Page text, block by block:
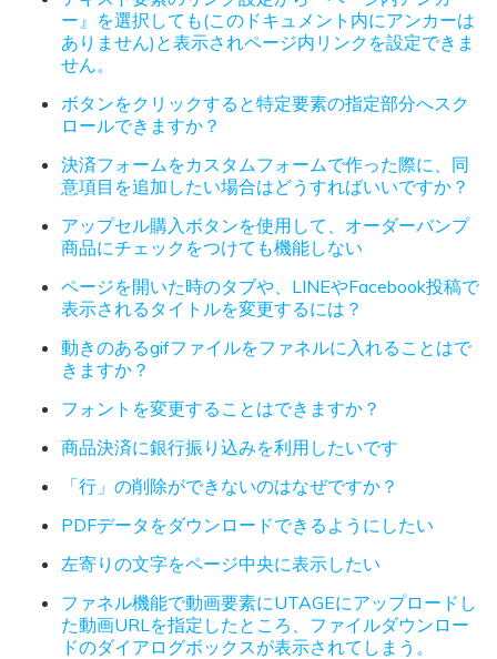
ー』を選択しても(このドキュメント内にアンカーは
ありません)と表示されページ内リンクを設定できま
せん。
ボタンをクリックすると特定要素の指定部分へスク
ロールできますか？
決済フォームをカスタムフォームで作った際に、同
意項目を追加したい場合はどうすればいいですか？
アップセル購入ボタンを使用して、オーダーバンプ
商品にチェックをつけても機能しない
ページを開いた時のタブや、LINEやFacebook投稿で
表示されるタイトルを変更するには？
動きのあるgifファイルをファネルに入れることはで
きますか？
フォントを変更することはできますか？
商品決済に銀行振り込みを利用したいです
「行」の削除ができないのはなぜですか？
PDFデータをダウンロードできるようにしたい
左寄りの文字をページ中央に表示したい
ファネル機能で動画要素にUTAGEにアップロードし
た動画URLを指定したところ、ファイルダウンロー
ドのダイアログボックスが表示されてしまう。